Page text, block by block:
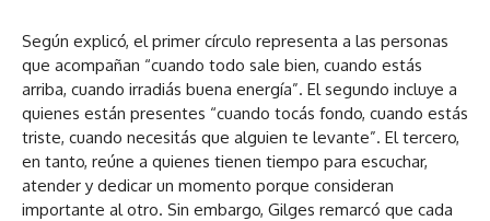
Según explicó, el primer círculo representa a las personas
que acompañan “cuando todo sale bien, cuando estás
arriba, cuando irradiás buena energía”. El segundo incluye a
quienes están presentes “cuando tocás fondo, cuando estás
triste, cuando necesitás que alguien te levante”. El tercero,
en tanto, reúne a quienes tienen tiempo para escuchar,
atender y dedicar un momento porque consideran
importante al otro. Sin embargo, Gilges remarcó que cada